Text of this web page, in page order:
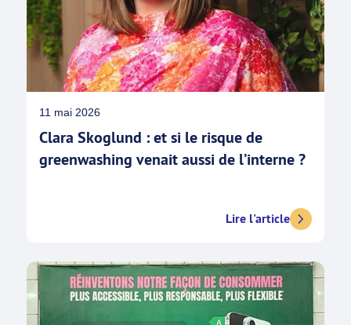
11 mai 2026
Clara Skoglund : et si le risque de
greenwashing venait aussi de l’interne ?
Lire l'article